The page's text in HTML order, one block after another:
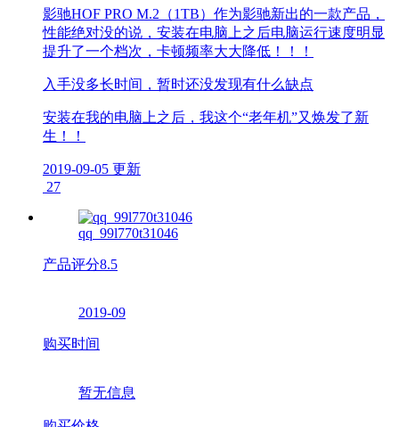
影驰HOF PRO M.2（1TB）作为影驰新出的一款产品，
性能绝对没的说，安装在电脑上之后电脑运行速度明显
提升了一个档次，卡顿频率大大降低！！！
入手没多长时间，暂时还没发现有什么缺点
安装在我的电脑上之后，我这个“老年机”又焕发了新
生！！
2019-09-05 更新
27
qq_99l770t31046
产品评分8.5
2019-09
购买时间
暂无信息